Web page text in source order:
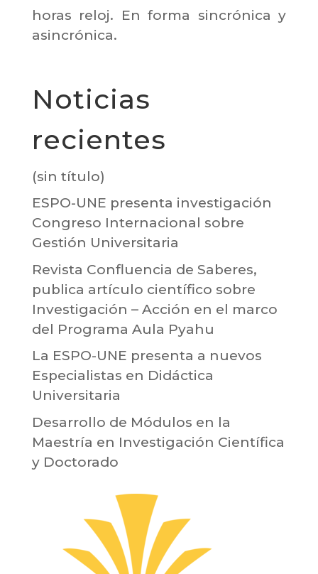
horas reloj. En forma sincrónica y
asincrónica.
Noticias
recientes
(sin título)
ESPO-UNE presenta investigación
Congreso Internacional sobre
Gestión Universitaria
Revista Confluencia de Saberes,
publica artículo científico sobre
Investigación – Acción en el marco
del Programa Aula Pyahu
La ESPO-UNE presenta a nuevos
Especialistas en Didáctica
Universitaria
Desarrollo de Módulos en la
Maestría en Investigación Científica
y Doctorado